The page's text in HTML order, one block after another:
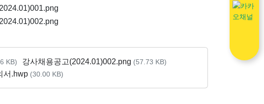
KB) 강사채용공고(2024.01)002.png (57.73 KB)
서.hwp (30.00 KB)